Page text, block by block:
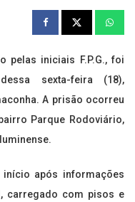
pelas iniciais F.P.G., foi
sexta-feira (18),
A prisão ocorreu
Parque Rodoviário,
após informações
carregado com pisos e